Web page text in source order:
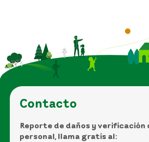
Contacto
Reporte de daños y verificación
personal, llama gratis al: